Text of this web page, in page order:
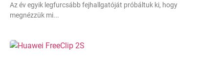
Az év egyik legfurcsább fejhallgatóját próbáltuk ki, hogy
megnézzük mi